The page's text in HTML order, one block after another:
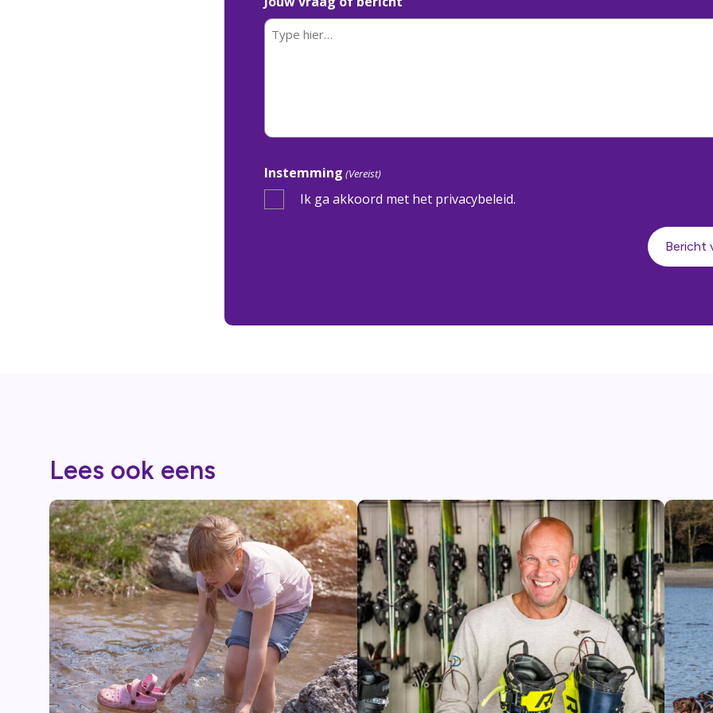
Instemming (Vereist)
Ik ga akkoord met het privacybeleid.
Bericht
Lees ook eens